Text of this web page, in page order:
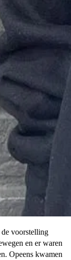
voorstelling
en er waren
Opeens kwamen